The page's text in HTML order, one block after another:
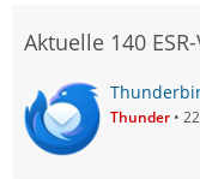
Aktuelle 140
Thunder